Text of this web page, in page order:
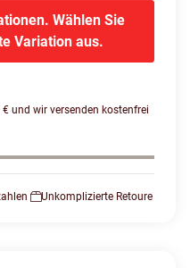
Wählen Sie
Variation aus.
€ und wir versenden kostenfrei
Unkomplizierte Retoure